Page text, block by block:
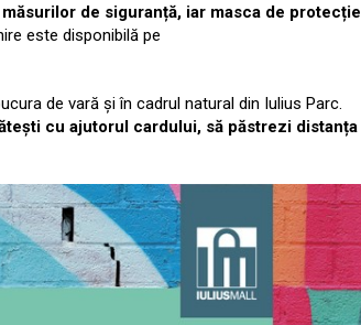
de siguranță, iar masca de protecție
este disponibilă pe
de vară și în cadrul natural din Iulius Parc.
cu ajutorul cardului, să păstrezi distanța